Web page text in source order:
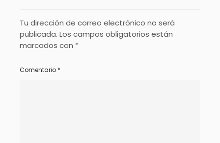
Tu dirección de correo electrónico no será
publicada. Los campos obligatorios están
marcados con *
Comentario *